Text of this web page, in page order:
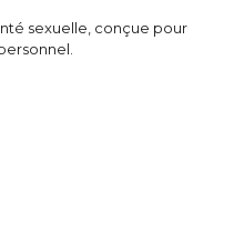
sexuelle, conçue pour